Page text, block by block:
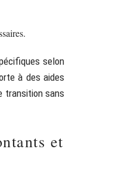
selon
à des aides
transition sans
et